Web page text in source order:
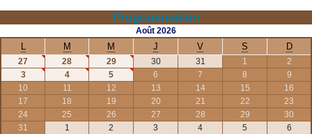
Programmation
Août 2026
L M M J V S D
27 28 29 30 31 1
2
3
4 5 6 7 8
9
10
11 12 13 14 15
16
17
18 19 20 21 22
23
24
25 26 27 28 29
30
31
1 2 3 4 5 6